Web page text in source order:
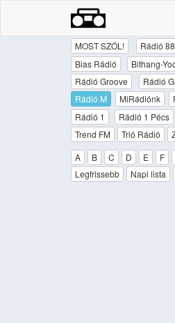
MOST SZÓL! Rádió 88
Bias Rádió
Bithang-
Rádió Groove
Rádió
Rádió M
MiRádiónk
Rádió 1
Rádió 1 Pécs
Trend FM
Trió Rádió
A
B C D E F
Legfrissebb
Napi lista